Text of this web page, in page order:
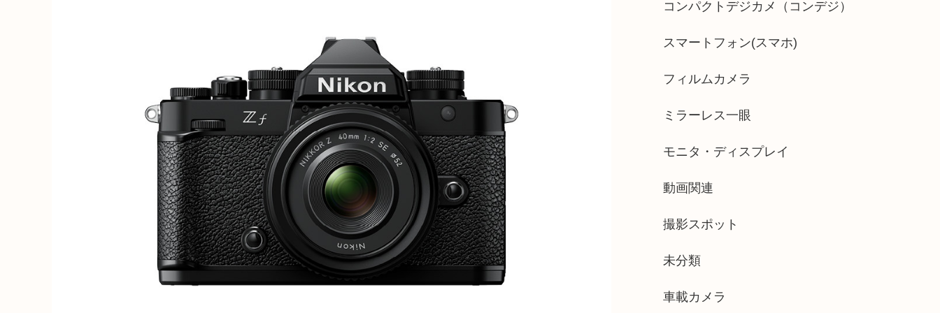
コンパクトデジカメ（コンデジ）
スマートフォン(スマホ)
フィルムカメラ
ミラーレス一眼
モニタ・ディスプレイ
動画関連
撮影スポット
未分類
車載カメラ